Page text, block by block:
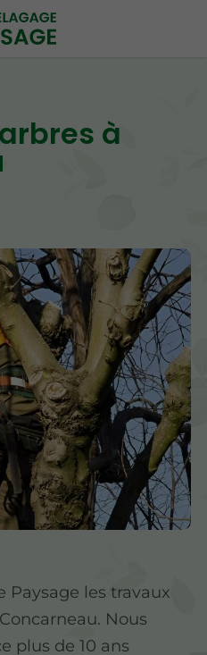
à
Paysage les travaux
Nous
plus de 10 ans